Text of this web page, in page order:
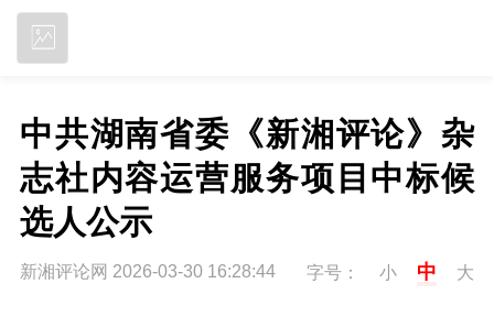
中共湖南省委《新湘评论》杂
志社内容运营服务项目中标候
选人公示
新湘评论网 2026-03-30 16:28:44 字号： 小 中 大